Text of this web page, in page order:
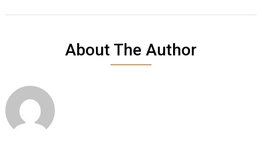
About The Author